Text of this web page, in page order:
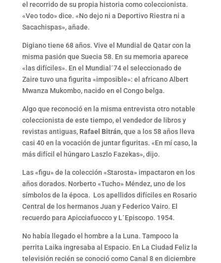
el recorrido de su propia historia como coleccionista.
«Veo todo» dice. «No dejo ni a Deportivo Riestra ni a
Sacachispas», añade.
Digiano tiene 68 años. Vive el Mundial de Qatar con la
misma pasión que Suecia 58. En su memoria aparece
«las difíciles». En el Mundial´74 el seleccionado de
Zaire tuvo una figurita «imposible»: el africano Albert
Mwanza Mukombo, nacido en el Congo belga.
Algo que reconoció en la misma entrevista otro notable
coleccionista de este tiempo, el vendedor de libros y
revistas antiguas, Rafael Bitrán,que a los 58 años lleva
casi 40 en la vocación de juntar figuritas. «En mí caso, la
más difícil el húngaro Laszlo Fazekas», dijo.
Las «figu» de la colección «Starosta» impactaron en los
años dorados. Norberto «Tucho» Méndez, uno de los
símbolos de la época. Los apellidos difíciles en Rosario
Central de los hermanos Juan y Federico Vairo. El
recuerdo para Apicciafuocco y L´Episcopo. 1954.
No había llegado el hombre a la Luna. Tampoco la
perrita Laika ingresaba al Espacio. En La Ciudad Feliz la
televisión recién se conoció como Canal 8 en diciembre